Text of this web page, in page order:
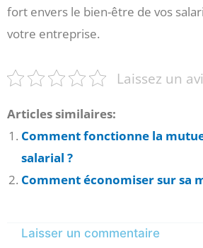
fort envers le bien-être de vos
votre entreprise.
Laissez un
Articles similaires:
Comment fonctionne la
salarial ?
Comment économiser sur sa
Laisser un commentaire